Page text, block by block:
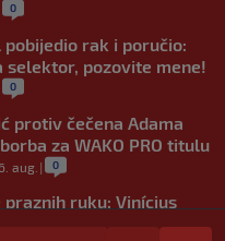
0
pobijedio rak i poručio:
selektor, pozovite mene!
0
protiv čečena Adama
za WAKO PRO titulu
6. aug. | 0
ruku: Vinícius
postigli dogovor